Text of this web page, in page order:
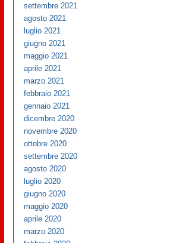
settembre 2021
agosto 2021
luglio 2021
giugno 2021
maggio 2021
aprile 2021
marzo 2021
febbraio 2021
gennaio 2021
dicembre 2020
novembre 2020
ottobre 2020
settembre 2020
agosto 2020
luglio 2020
giugno 2020
maggio 2020
aprile 2020
marzo 2020